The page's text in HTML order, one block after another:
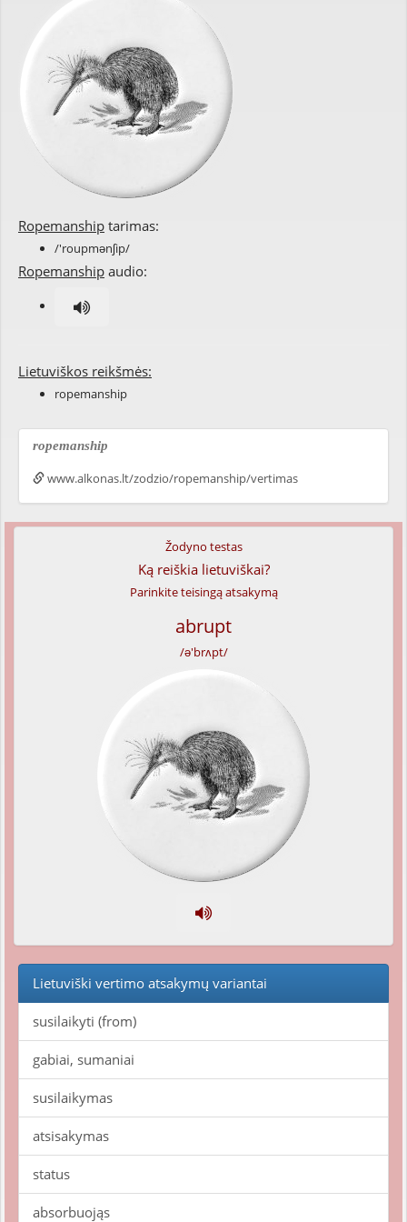
Ropemanship tarimas:
/'roupmənʃip/
Ropemanship audio:
Lietuviškos reikšmės:
ropemanship
ropemanship
www.alkonas.lt/zodzio/ropemanship/vertimas
Žodyno testas
Ką reiškia lietuviškai?
Parinkite teisingą atsakymą
abrupt
/ə'brʌpt/
Lietuviški vertimo atsakymų variantai
susilaikyti (from)
gabiai, sumaniai
susilaikymas
atsisakymas
status
absorbuojąs